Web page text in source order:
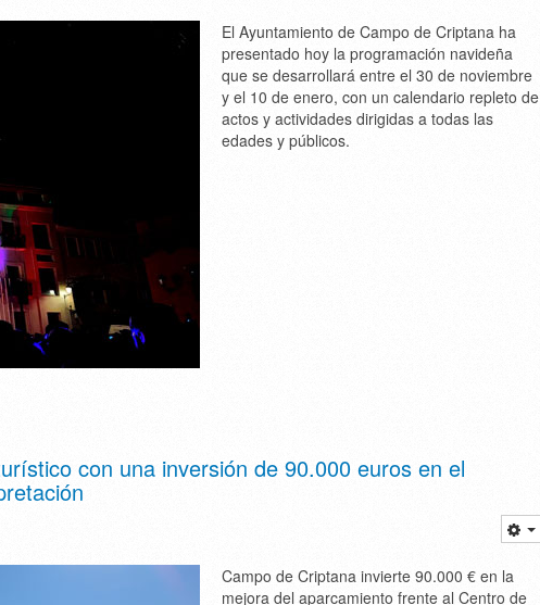
El Ayuntamiento de Campo de Criptana ha
presentado hoy la programación navideña
que se desarrollará entre el 30 de noviembre
y el 10 de enero, con un calendario repleto de
actos y actividades dirigidas a todas las
edades y públicos.
con una inversión de 90.000 euros en el
Campo de Criptana invierte 90.000 € en la
mejora del aparcamiento frente al Centro de